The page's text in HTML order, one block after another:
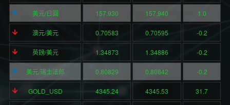
美元/日圓 157.930 157.940 1.0
澳元/美元 0.70583 0.70595 -0.2
英鎊/美元 1.34873 1.34886 -0.2
美元/瑞士法郎 0.80829 0.80842 -0.2
GOLD_USD 4345.24 4345.53 31.7